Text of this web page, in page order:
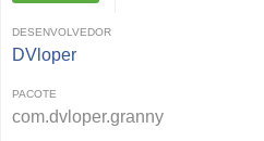
DESENVOLVEDOR
DVloper
PACOTE
com.dvloper.granny